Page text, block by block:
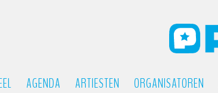
AGENDA ARTIESTEN ORGANISATOREN